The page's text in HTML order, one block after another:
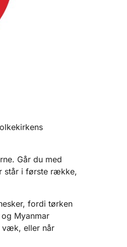
Går du med
står i første række,
fordi tørken
Myanmar
væk, eller når